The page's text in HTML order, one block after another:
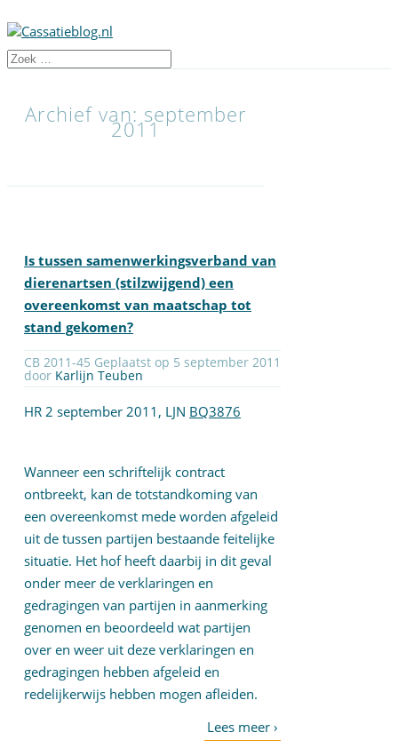
Archief van: september
2011
Is tussen samenwerkingsverband van
dierenartsen (stilzwijgend) een
overeenkomst van maatschap tot
stand gekomen?
CB 2011-45 Geplaatst op 5 september 2011
door Karlijn Teuben
HR 2 september 2011, LJN BQ3876
Wanneer een schriftelijk contract
ontbreekt, kan de totstandkoming van
een overeenkomst mede worden afgeleid
uit de tussen partijen bestaande feitelijke
situatie. Het hof heeft daarbij in dit geval
onder meer de verklaringen en
gedragingen van partijen in aanmerking
genomen en beoordeeld wat partijen
over en weer uit deze verklaringen en
gedragingen hebben afgeleid en
redelijkerwijs hebben mogen afleiden.